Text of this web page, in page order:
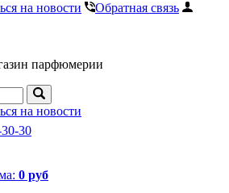
на новости
Обратная связь
парфюмерии
на новости
30
0 руб